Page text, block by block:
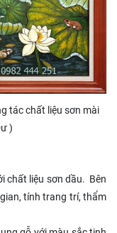
tác chất liệu sơn mài
)
chất liệu sơn dầu. Bên
tính trang trí, thẩm